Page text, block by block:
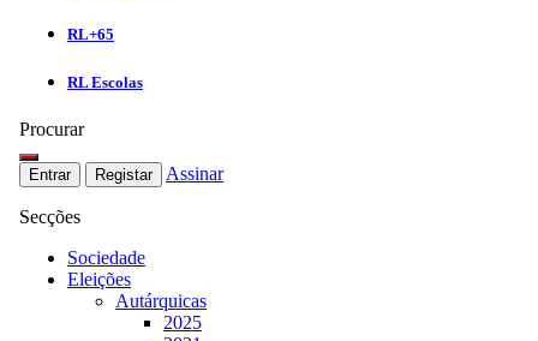
RL+65
RL Escolas
Procurar
Entrar Registar Assinar
Secções
Sociedade
Eleições
Autárquicas
2025